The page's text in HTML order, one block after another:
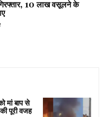
10 लाख वसूलने के
मां बाप से
पूरी वजह